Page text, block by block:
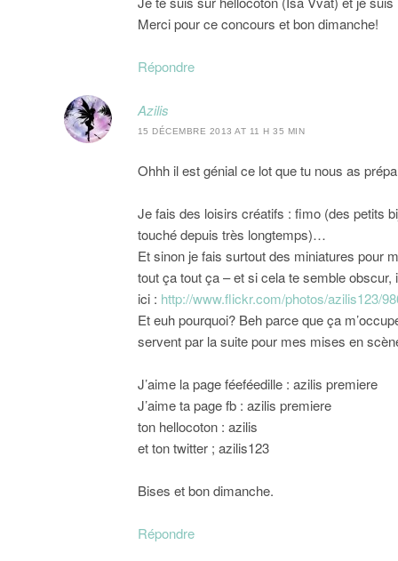
Merci pour ce concours et bon dimanche!
Répondre
Azilis
15 DÉCEMBRE 2013 AT 11 H 35 MIN
Ohhh il est génial ce lot que tu nous as
Je fais des loisirs créatifs : fimo (des petits
touché depuis très longtemps)…
Et sinon je fais surtout des miniatures pour
tout ça tout ça – et si cela te semble obscur,
ici : http://www.flickr.com/photos/azilis123/
Et euh pourquoi? Beh parce que ça
servent par la suite pour mes mises en
J’aime la page féeféedille : azilis premiere
J’aime ta page fb : azilis premiere
ton hellocoton : azilis
et ton twitter ; azilis123
Bises et bon dimanche.
Répondre